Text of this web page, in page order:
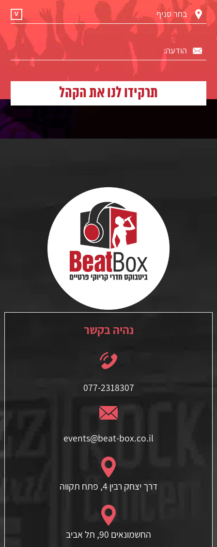
נהיה בקשר
077-2318307
events@beat-box.co.il
דרך יצחק רבין 4, פתח תקווה
החשמונאים 90, תל אביב